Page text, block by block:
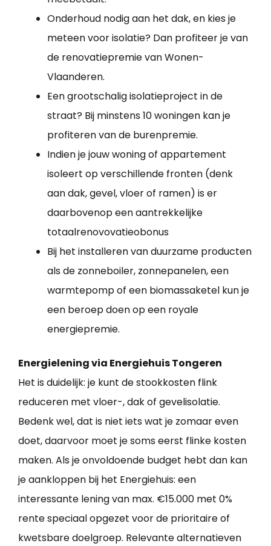
Onderhoud nodig aan het dak, en kies je
meteen voor isolatie? Dan profiteer je van
de renovatiepremie van Wonen-
Vlaanderen.
Een grootschalig isolatieproject in de
straat? Bij minstens 10 woningen kan je
profiteren van de burenpremie.
Indien je jouw woning of appartement
isoleert op verschillende fronten (denk
aan dak, gevel, vloer of ramen) is er
daarbovenop een aantrekkelijke
totaalrenovovatieobonus
Bij het installeren van duurzame producten
als de zonneboiler, zonnepanelen, een
warmtepomp of een biomassaketel kun je
een beroep doen op een royale
energiepremie.
Energielening via Energiehuis Tongeren
Het is duidelijk: je kunt de stookkosten flink
reduceren met vloer-, dak of gevelisolatie.
Bedenk wel, dat is niet iets wat je zomaar even
doet, daarvoor moet je soms eerst flinke kosten
maken. Als je onvoldoende budget hebt dan kan
je aankloppen bij het Energiehuis: een
interessante lening van max. €15.000 met 0%
rente speciaal opgezet voor de prioritaire of
kwetsbare doelgroep. Relevante alternatieven